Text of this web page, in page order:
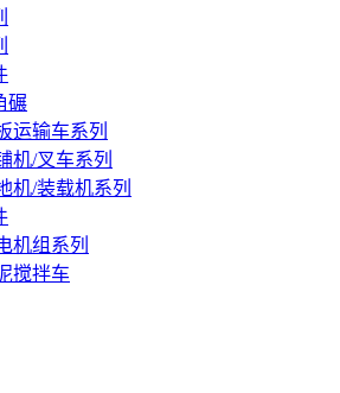
碾
运输车系列
机/叉车系列
机/装载机系列
机组系列
搅拌车